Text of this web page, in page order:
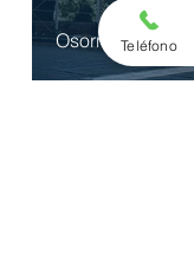
Osorno Teléfono